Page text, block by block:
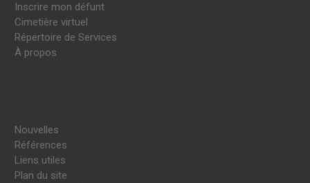
Inscrire mon défunt
Cimetière virtuel
Répertoire de Services
À propos
Nouvelles
Références
Liens utiles
Plan du site